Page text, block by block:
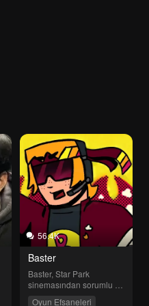
56.4K
Baster
Baster, Star Park
sinemasından sorumlu
Oyun Efsaneleri